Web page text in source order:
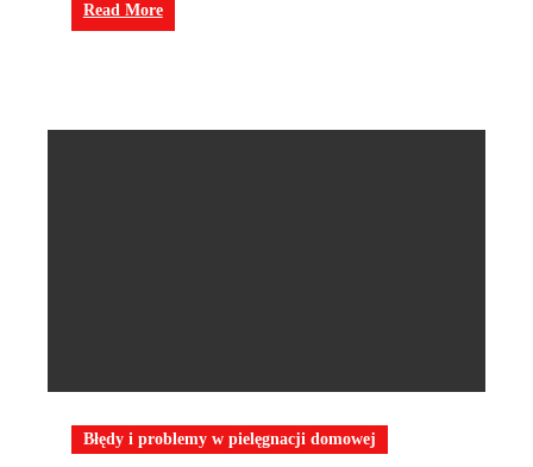
Read More
Błędy i problemy w pielęgnacji domowej